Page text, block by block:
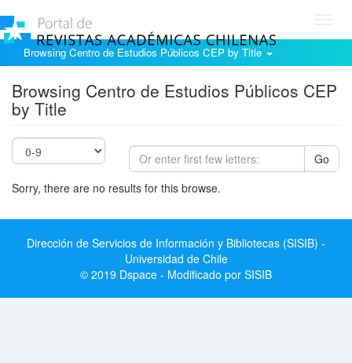
Browsing Centro de Estudios Públicos CEP by Title
Browsing Centro de Estudios Públicos CEP
by Title
Go
Sorry, there are no results for this browse.
Dirección de Servicios de Información y Bibliotecas (SISIB) -
Universidad de Chile
© 2019 Dspace - Modificado por SISIB